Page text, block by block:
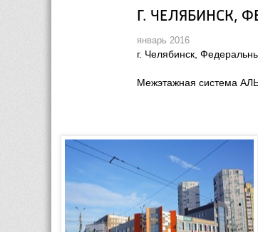
Г. ЧЕЛЯБИНСК,
январь 2016
г. Челябинск,
Межэтажная система